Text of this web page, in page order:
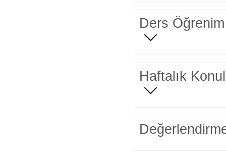
Ders Öğrenim
Haftalık